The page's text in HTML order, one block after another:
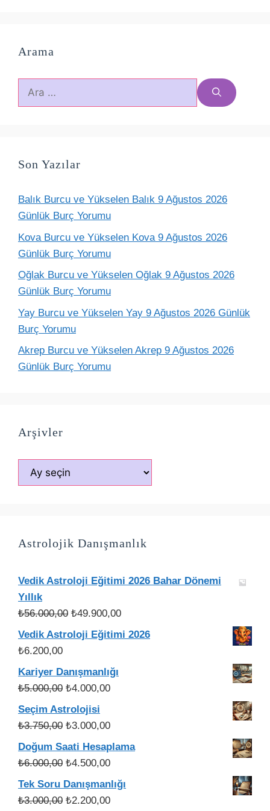
Arama
için
Son Yazılar
Balık Burcu ve Yükselen Balık 9 Ağustos 2026
Günlük Burç Yorumu
Kova Burcu ve Yükselen Kova 9 Ağustos 2026
Günlük Burç Yorumu
Oğlak Burcu ve Yükselen Oğlak 9 Ağustos 2026
Günlük Burç Yorumu
Yay Burcu ve Yükselen Yay 9 Ağustos 2026 Günlük
Burç Yorumu
Akrep Burcu ve Yükselen Akrep 9 Ağustos 2026
Günlük Burç Yorumu
Arşivler
Arşivler
Astrolojik Danışmanlık
Vedik Astroloji Eğitimi 2026 Bahar Dönemi
Yıllık
₺56.000,00 Orijinal
fiyat:
₺49.900,00Şu
andaki
Vedik Astroloji Eğitimi 2026
₺6.200,00
Kariyer Danışmanlığı
₺5.000,00 Orijinal
fiyat:
₺5.000,00.
₺4.000,00Şu
fiyat:
Seçim Astrolojisi
₺3.750,00 Orijinal
fiyat:
₺3.750,00.
₺3.000,00Şu
andaki
fiyat:
Doğum Saati Hesaplama
₺6.000,00 Orijinal
fiyat:
₺6.000,00.
₺4.500,00Şu
andaki
fiyat:
Tek Soru Danışmanlığı
₺3.000,00 Orijinal
₺2.200,00Şu